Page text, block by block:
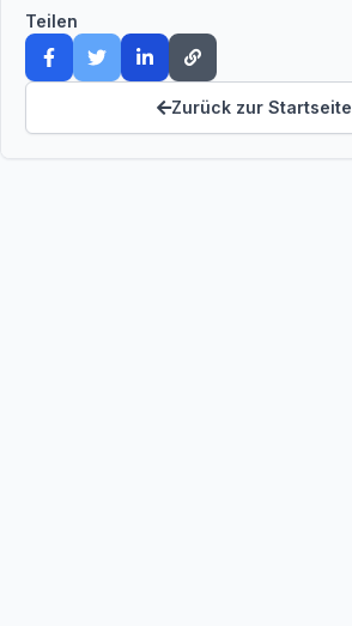
Teilen
Zurück zur Startseite